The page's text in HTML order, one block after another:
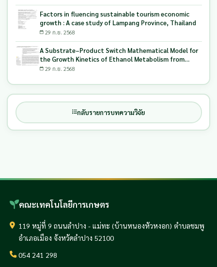
Factors in fluencing sustainable tourism economic
growth : A case study of Lampang Province, Thailand
29 ก.ย. 2568
A Substrate–Product Switch Mathematical Model for
the Growth Kinetics of Ethanol Metabolism from
Longan Solid Waste Using Candida tropicalis
29 ก.ย. 2568
กลับรายการบทความวิจัย
คณะเทคโนโลยีการเกษตร
119 หมู่ที่ 9 ถนนลำปาง - แม่ทะ (บ้านหนองหัวหงอก) ตำบลชมพู
อำเภอเมือง จังหวัดลำปาง 52100
054 241 298